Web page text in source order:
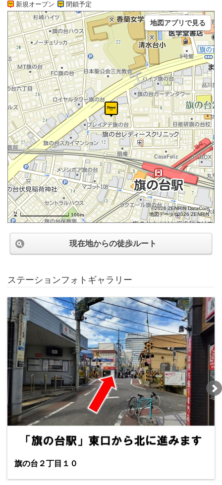
新規オープン 閉鎖予定
100m
©2026 ZENRIN DataCom
地図データ©2026 ZENRIN
地図アプリで見る
現在地からの徒歩ルート
ステーションフォトギャラリー
旗の台２丁目１０